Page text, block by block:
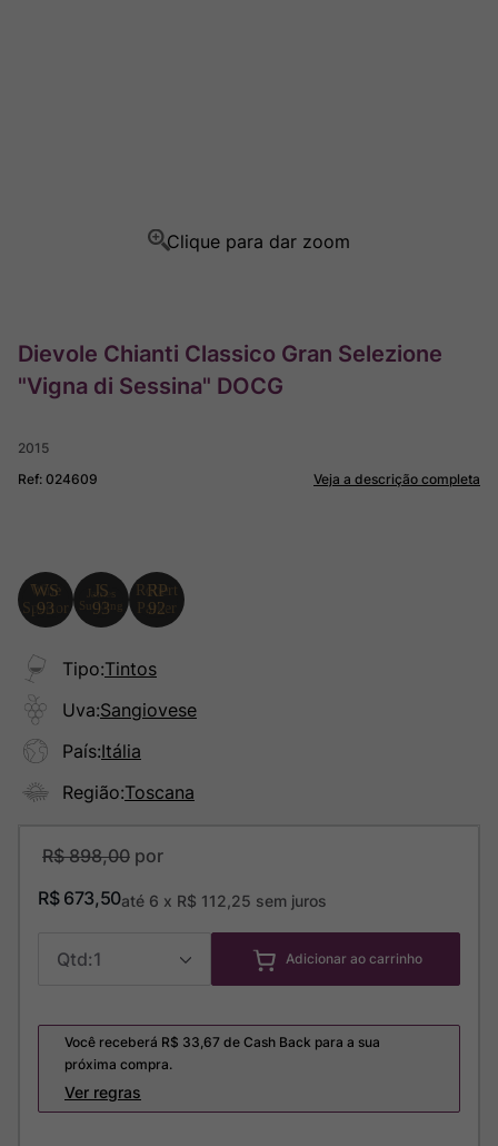
Dievole Chianti Classico Gran Selezione
"Vigna di Sessina" DOCG
2015
Ref: 024609 Veja a descrição completa
Tipo:Tintos
Uva:Sangiovese
País:Itália
Região:Toscana
R$ 898,00
R$ 673,50até 6 x R$ 112,25 sem juros
1 Adicionar ao carrinho
Você receberá R$ 33,67 de Cash Back para a sua
próxima compra.
Ver regras